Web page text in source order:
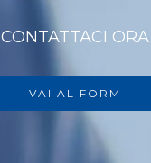
CONTATTACI ORA
VAI AL FORM